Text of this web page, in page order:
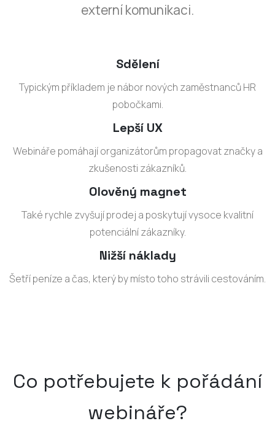
externí komunikaci.
Sdělení
Typickým příkladem je nábor nových zaměstnanců HR
pobočkami.
Lepší UX
Webináře pomáhají organizátorům propagovat značky a
zkušenosti zákazníků.
Olověný magnet
Také rychle zvyšují prodej a poskytují vysoce kvalitní
potenciální zákazníky.
Nižší náklady
Šetří peníze a čas, který by místo toho strávili cestováním.
Co potřebujete k pořádání
webináře?